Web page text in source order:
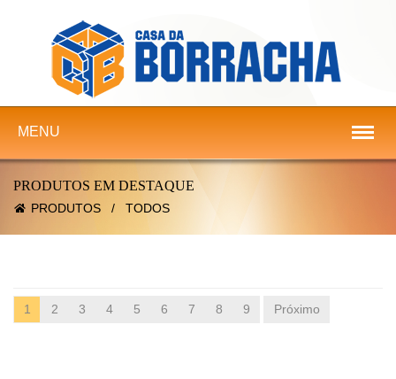
MENU
PRODUTOS / TODOS
PRODUTOS EM DESTAQUE
1 2 3 4 5 6 7 8 9 Próximo